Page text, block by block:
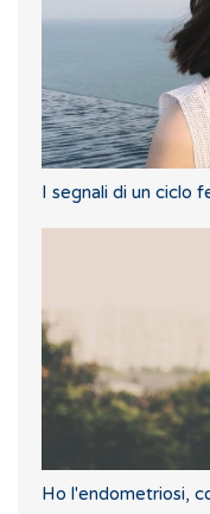
I segnali di un ciclo
Ho l'endometriosi,